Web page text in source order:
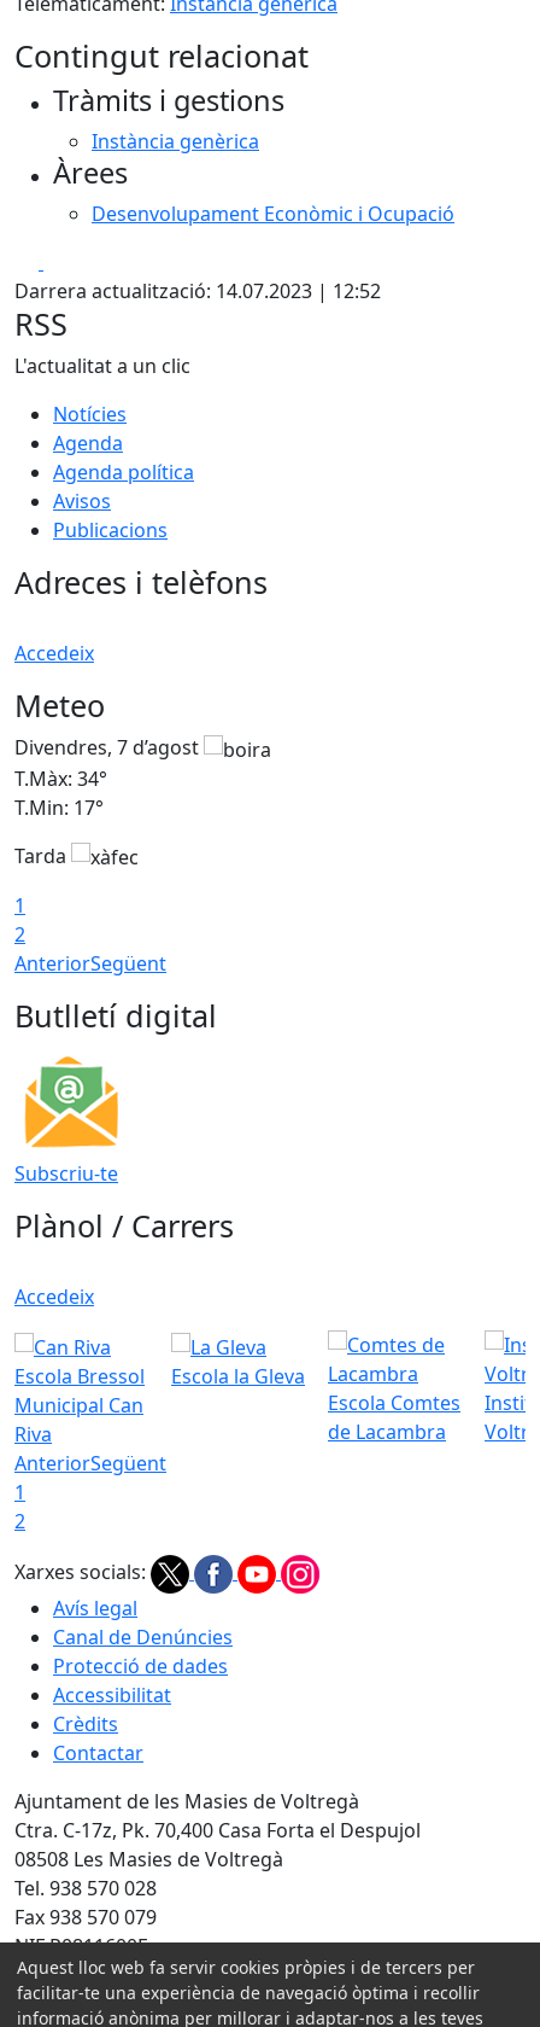
Contingut relacionat
Tràmits i gestions
Instància genèrica
Àrees
Desenvolupament Econòmic i Ocupació
Darrera actualització: 14.07.2023 | 12:52
RSS
L'actualitat a un clic
Notícies
Agenda
Agenda política
Avisos
Publicacions
Adreces i telèfons
Accedeix
Meteo
Divendres, 7 d’agost
T.Màx: 34°
T.Min: 17°
Tarda
1
2
AnteriorSegüent
Butlletí digital
Subscriu-te
Plànol / Carrers
Accedeix
Escola Bressol
Municipal Can
Riva
Escola la Gleva
Escola Comtes
de Lacambra
AnteriorSegüent
1
2
Xarxes socials:
Avís legal
Canal de Denúncies
Protecció de dades
Accessibilitat
Crèdits
Contactar
Ajuntament de les Masies de Voltregà
Ctra. C-17z, Pk. 70,400 Casa Forta el Despujol
08508 Les Masies de Voltregà
Tel. 938 570 028
Fax 938 570 079
NIF P0811600F
Amb la col·laboració de:
Aquest lloc web fa servir cookies pròpies i de tercers per
facilitar-te una experiència de navegació òptima i recollir
informació anònima per millorar i adaptar-nos a les teves